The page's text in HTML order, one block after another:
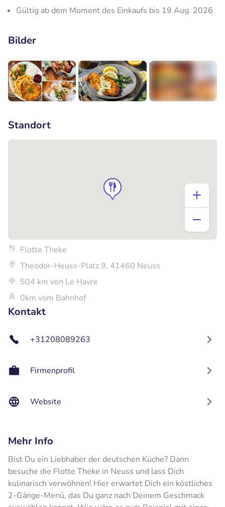
Gültig ab dem Moment des Einkaufs bis 19 Aug. 2026
Bilder
Standort
Flotte Theke
Theodor-Heuss-Platz 9, 41460 Neuss
504 km von Le Havre
0km vom Bahnhof
Kontakt
+31208089263
Firmenprofil
Website
Mehr Info
Bist Du ein Liebhaber der deutschen Küche? Dann
besuche die Flotte Theke in Neuss und lass Dich
kulinarisch verwöhnen! Hier erwartet Dich ein köstliches
2-Gänge-Menü, das Du ganz nach Deinem Geschmack